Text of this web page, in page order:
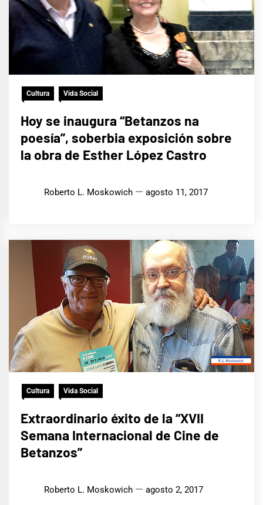
Cultura Vida Social
Hoy se inaugura “Betanzos na
poesía”, soberbia exposición sobre
la obra de Esther López Castro
Roberto L. Moskowich agosto 11, 2017
Cultura Vida Social
Extraordinario éxito de la “XVII
Semana Internacional de Cine de
Betanzos”
Roberto L. Moskowich agosto 2, 2017